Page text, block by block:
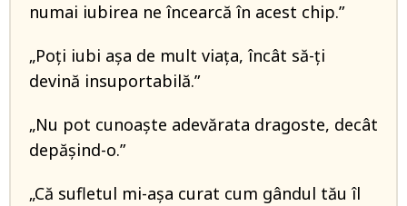
numai iubirea ne încearcă în acest chip.”
„Poţi iubi aşa de mult viaţa, încât să-ţi
devină insuportabilă.”
„Nu pot cunoaște adevărata dragoste, decât
depășind-o.”
„Că sufletul mi-aşa curat cum gândul tău îl